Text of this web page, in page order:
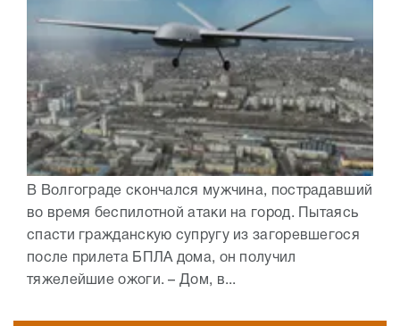
В Волгограде скончался мужчина, пострадавший
во время беспилотной атаки на город. Пытаясь
спасти гражданскую супругу из загоревшегося
после прилета БПЛА дома, он получил
тяжелейшие ожоги. – Дом, в...